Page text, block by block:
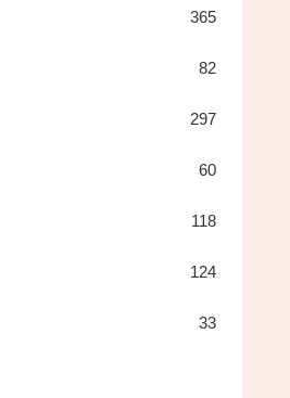
365
82
297
60
118
124
33